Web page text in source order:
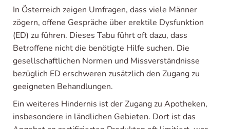
In Österreich zeigen Umfragen, dass viele Männer
zögern, offene Gespräche über erektile Dysfunktion
(ED) zu führen. Dieses Tabu führt oft dazu, dass
Betroffene nicht die benötigte Hilfe suchen. Die
gesellschaftlichen Normen und Missverständnisse
bezüglich ED erschweren zusätzlich den Zugang zu
geeigneten Behandlungen.
Ein weiteres Hindernis ist der Zugang zu Apotheken,
insbesondere in ländlichen Gebieten. Dort ist das